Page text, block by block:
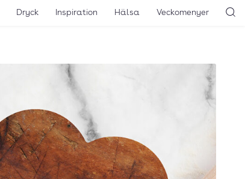
Dryck Inspiration Hälsa Veckomenyer